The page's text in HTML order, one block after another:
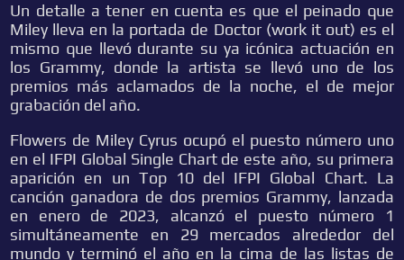
Un detalle a tener en cuenta es que el peinado que
Miley lleva en la portada de Doctor (work it out) es el
mismo que llevó durante su ya icónica actuación en
los Grammy, donde la artista se llevó uno de los
premios más aclamados de la noche, el de mejor
grabación del año.
Flowers de Miley Cyrus ocupó el puesto número uno
en el IFPI Global Single Chart de este año, su primera
aparición en un Top 10 del IFPI Global Chart. La
canción ganadora de dos premios Grammy, lanzada
en enero de 2023, alcanzó el puesto número 1
simultáneamente en 29 mercados alrededor del
mundo y terminó el año en la cima de las listas de